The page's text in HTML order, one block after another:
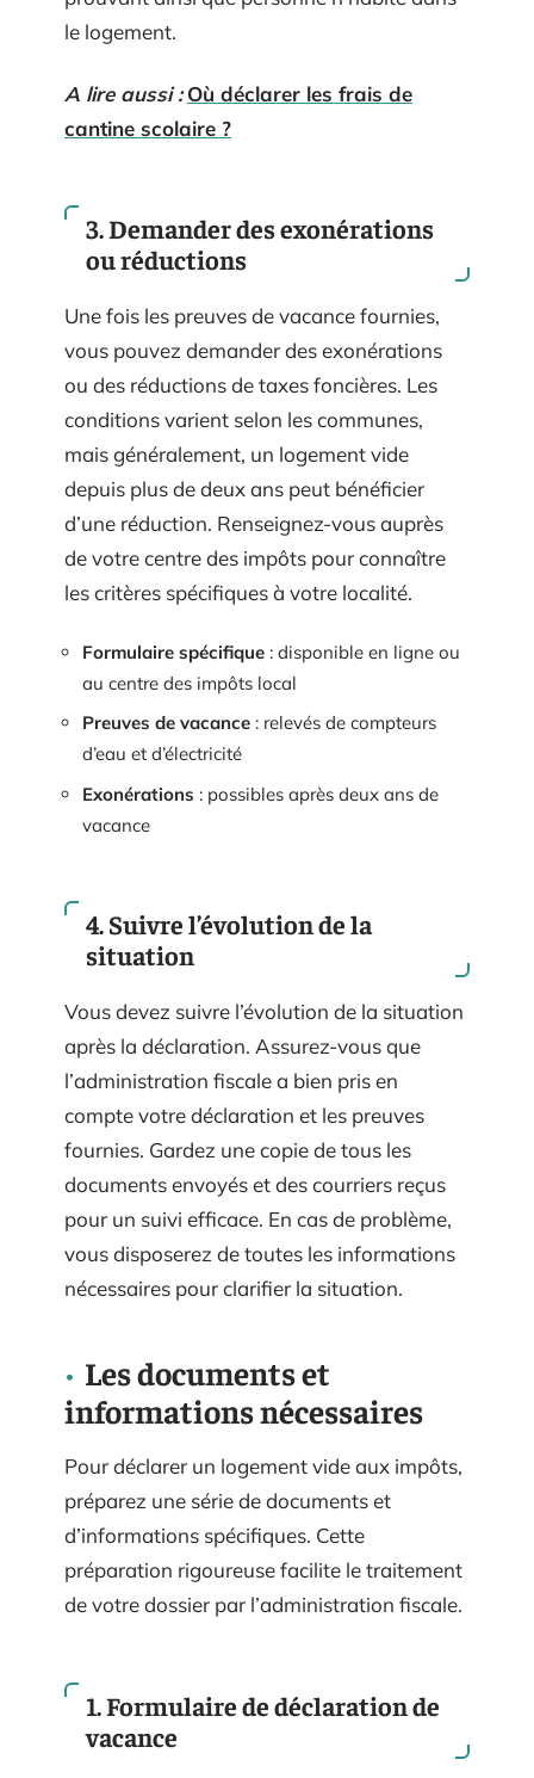
le logement.
A lire aussi : Où déclarer les frais de
cantine scolaire ?
3. Demander des exonérations
ou réductions
Une fois les preuves de vacance fournies,
vous pouvez demander des exonérations
ou des réductions de taxes foncières. Les
conditions varient selon les communes,
mais généralement, un logement vide
depuis plus de deux ans peut bénéficier
d’une réduction. Renseignez-vous auprès
de votre centre des impôts pour connaître
les critères spécifiques à votre localité.
Formulaire spécifique : disponible en ligne ou
au centre des impôts local
Preuves de vacance : relevés de compteurs
d’eau et d’électricité
Exonérations : possibles après deux ans de
vacance
4. Suivre l’évolution de la
situation
Vous devez suivre l’évolution de la situation
après la déclaration. Assurez-vous que
l’administration fiscale a bien pris en
compte votre déclaration et les preuves
fournies. Gardez une copie de tous les
documents envoyés et des courriers reçus
pour un suivi efficace. En cas de problème,
vous disposerez de toutes les informations
nécessaires pour clarifier la situation.
Les documents et
informations nécessaires
Pour déclarer un logement vide aux impôts,
préparez une série de documents et
d’informations spécifiques. Cette
préparation rigoureuse facilite le traitement
de votre dossier par l’administration fiscale.
1. Formulaire de déclaration de
vacance